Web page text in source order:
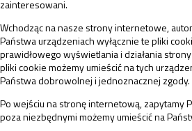
zainteresowani.
Wchodząc na nasze strony internetowe,
Państwa urządzeniach wyłącznie te pliki
prawidłowego wyświetlania i działania
pliki cookie możemy umieścić na tych
Państwa dobrowolnej i jednoznacznej zgody.
Po wejściu na stronę internetową, zapytamy
poza niezbędnymi możemy umieścić na